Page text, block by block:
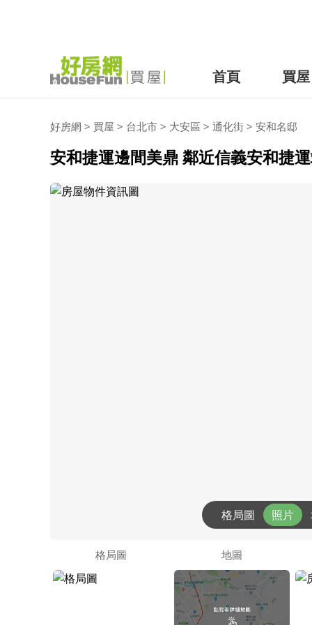
首頁 買屋
好房網 > 買屋 > 台北市 > 大安區 > 通化街 > 安和名邸
安和捷運邊間美鼎 鄰近信義安和捷
格局圖 照片
格局圖 地圖